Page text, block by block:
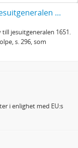
Drottning Kristinas första brev till jesuitgeneralen 1651
jesuitgeneralen 1651.
s. 296, som
i enlighet med EU:s